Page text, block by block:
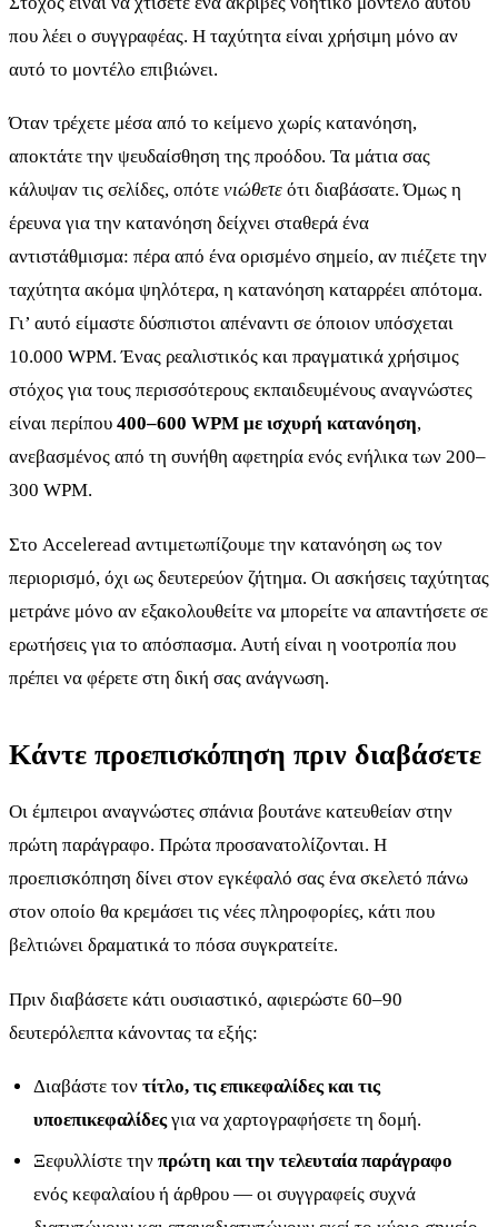
που λέει ο συγγραφέας. Η ταχύτητα είναι χρήσιμη μόνο αν
αυτό το μοντέλο επιβιώνει.
Όταν τρέχετε μέσα από το κείμενο χωρίς κατανόηση,
αποκτάτε την ψευδαίσθηση της προόδου. Τα μάτια σας
κάλυψαν τις σελίδες, οπότε νιώθετε ότι διαβάσατε. Όμως η
έρευνα για την κατανόηση δείχνει σταθερά ένα
αντιστάθμισμα: πέρα από ένα ορισμένο σημείο, αν πιέζετε την
ταχύτητα ακόμα ψηλότερα, η κατανόηση καταρρέει απότομα.
Γι’ αυτό είμαστε δύσπιστοι απέναντι σε όποιον υπόσχεται
10.000 WPM. Ένας ρεαλιστικός και πραγματικά χρήσιμος
στόχος για τους περισσότερους εκπαιδευμένους αναγνώστες
είναι περίπου 400–600 WPM με ισχυρή κατανόηση,
ανεβασμένος από τη συνήθη αφετηρία ενός ενήλικα των 200–
300 WPM.
Στο Acceleread αντιμετωπίζουμε την κατανόηση ως τον
περιορισμό, όχι ως δευτερεύον ζήτημα. Οι ασκήσεις ταχύτητας
μετράνε μόνο αν εξακολουθείτε να μπορείτε να απαντήσετε σε
ερωτήσεις για το απόσπασμα. Αυτή είναι η νοοτροπία που
πρέπει να φέρετε στη δική σας ανάγνωση.
Κάντε προεπισκόπηση πριν διαβάσετε
Οι έμπειροι αναγνώστες σπάνια βουτάνε κατευθείαν στην
πρώτη παράγραφο. Πρώτα προσανατολίζονται. Η
προεπισκόπηση δίνει στον εγκέφαλό σας ένα σκελετό πάνω
στον οποίο θα κρεμάσει τις νέες πληροφορίες, κάτι που
βελτιώνει δραματικά το πόσα συγκρατείτε.
Πριν διαβάσετε κάτι ουσιαστικό, αφιερώστε 60–90
δευτερόλεπτα κάνοντας τα εξής:
Διαβάστε τοντίτλο, τις επικεφαλίδες και τις
υποεπικεφαλίδεςγια να χαρτογραφήσετε τη δομή.
Ξεφυλλίστε τηνπρώτη και την τελευταία παράγραφο
ενός κεφαλαίου ή άρθρου — οι συγγραφείς συχνά